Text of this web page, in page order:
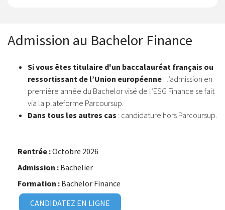
Admission au Bachelor Finance
Si vous êtes titulaire d'un baccalauréat français ou
ressortissant de l’Union européenne : l’admission en
première année du Bachelor visé de l’ESG Finance se fait
via la plateforme Parcoursup
Dans tous les autres cas : candidature hors Parcoursup.
Octobre 2026
Bachelier
Bachelor Finance
CANDIDATEZ EN LIGNE